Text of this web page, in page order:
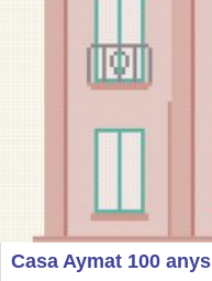
Casa Aymat 100 anys